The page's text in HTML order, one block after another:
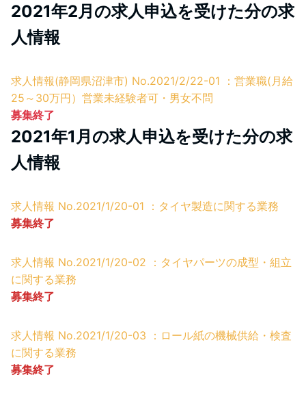
2021年2月の求人申込を受けた分の求
人情報
求人情報(静岡県沼津市) No.2021/2/22-01 ：営業職(月給
25～30万円）営業未経験者可・男女不問
募集終了
2021年1月の求人申込を受けた分の求
人情報
求人情報 No.2021/1/20-01 ：タイヤ製造に関する業務
募集終了
求人情報 No.2021/1/20-02 ：タイヤパーツの成型・組立
に関する業務
募集終了
求人情報 No.2021/1/20-03 ：ロール紙の機械供給・検査
に関する業務
募集終了